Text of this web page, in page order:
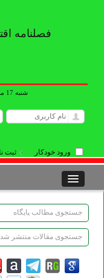
فصلنامه
شنبه 17 مرداد 1405
ورود خودکار ثبت نام